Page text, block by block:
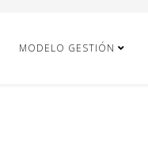
MODELO GESTIÓN